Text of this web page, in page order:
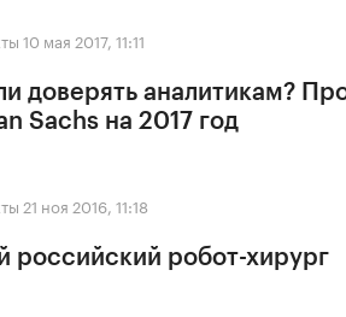
10 мая 2017, 11:11
доверять аналитикам?
Sachs на 2017 год
21 ноя 2016, 11:18
российский робот-хирург